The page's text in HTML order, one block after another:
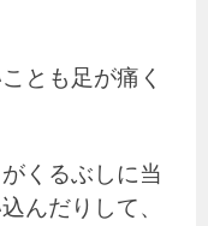
とも足が痛く
くるぶしに当
んだりして、